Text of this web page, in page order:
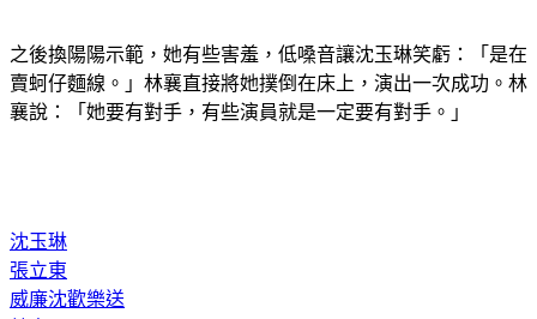
之後換陽陽示範，她有些害羞，低嗓音讓沈玉琳笑虧：「是在
賣蚵仔麵線。」林襄直接將她撲倒在床上，演出一次成功。林
襄說：「她要有對手，有些演員就是一定要有對手。」
沈玉琳
張立東
威廉沈歡樂送